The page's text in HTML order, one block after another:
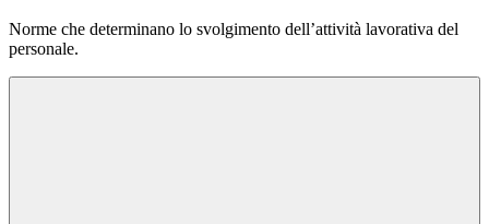
Norme che determinano lo svolgimento dell’attività lavorativa del
personale.